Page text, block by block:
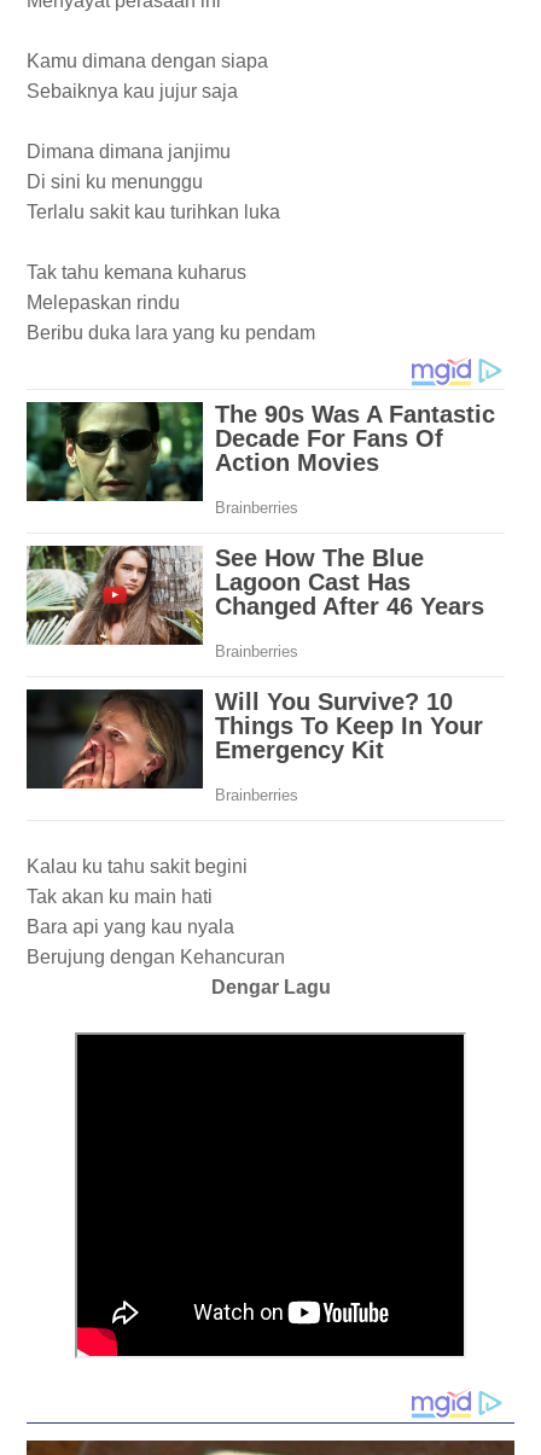
Kamu dimana dengan siapa
Sebaiknya kau jujur saja
Dimana dimana janjimu
Di sini ku menunggu
Terlalu sakit kau turihkan luka
Tak tahu kemana kuharus
Melepaskan rindu
Beribu duka lara yang ku pendam
Kalau ku tahu sakit begini
Tak akan ku main hati
Bara api yang kau nyala
Berujung dengan Kehancuran
Dengar Lagu